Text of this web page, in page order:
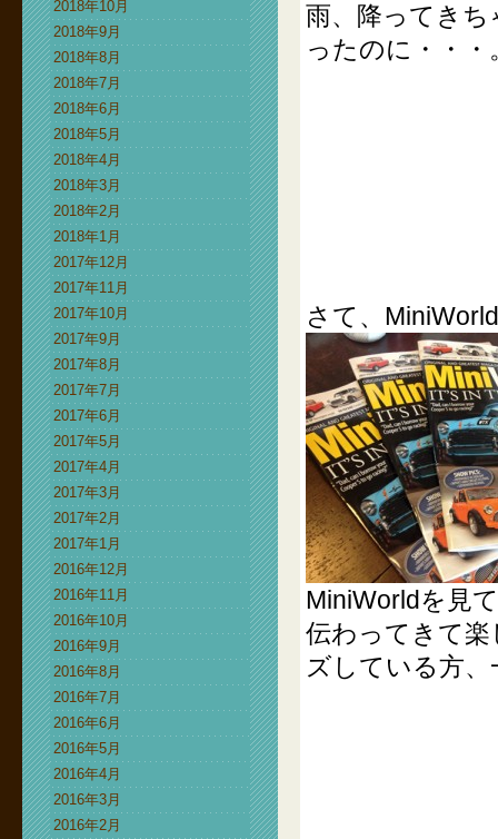
2018年10月
2018年9月
2018年8月
2018年7月
2018年6月
2018年5月
2018年4月
2018年3月
2018年2月
2018年1月
2017年12月
2017年11月
2017年10月
2017年9月
2017年8月
2017年7月
2017年6月
2017年5月
2017年4月
2017年3月
2017年2月
2017年1月
2016年12月
2016年11月
2016年10月
2016年9月
2016年8月
2016年7月
2016年6月
2016年5月
2016年4月
2016年3月
2016年2月
雨、降ってき
ったのに・・・
さて、
MiniWorldを見
伝わってきて
ズしている方